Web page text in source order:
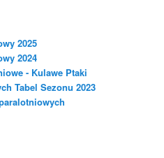
2025
2024
- Kulawe Ptaki
Tabel Sezonu 2023